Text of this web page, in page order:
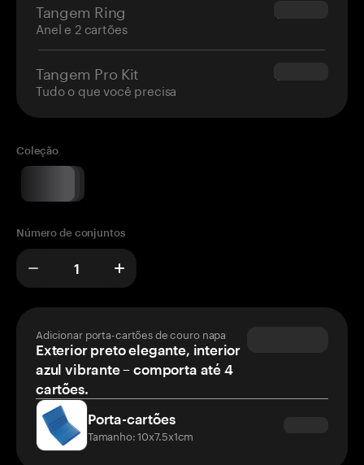
Tangem Ring
Anel e 2 cartões
$160.00
Tangem Pro Kit
Tudo o que você precisa
$180.00
Coleção
Número de conjuntos
Adicionar porta-cartões de couro napa
Exterior preto elegante, interior
azul vibrante – comporta até 4
cartões.
Porta-cartões
Tamanho: 10x7.5x1cm